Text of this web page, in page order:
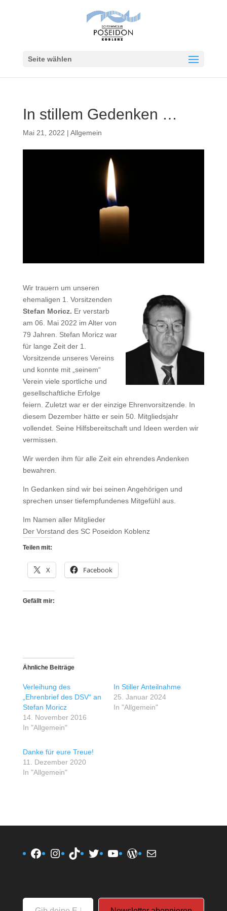
Seite wählen
In stillem Gedenken …
Mai 21, 2022 | Allgemein
Wir trauern um unseren
ehemaligen 1. Vorsitzenden
Stefan Moricz. Er verstarb
am 06. Mai 2022 im Alter von
79 Jahren. Stefan Moricz war
für lange Zeit der 1.
Vorsitzende unseres Vereins
und konnte mit „seinem“
Verein viele sportliche und
gesellschaftliche Erfolge
feiern. Zuletzt war er der einzige Ehrenvorsitzende. In
diesem Dezember hätte er sein 50. Mitgliedsjahr
vollendet. Seine Hilfsbereitschaft und Ideen werden wir
vermissen.
Wir werden ihm für alle Zeit ein ehrendes Andenken
bewahren.
In Gedanken sind wir bei seinen Angehörigen und
sprechen unser tiefempfundenes Mitgefühl aus.
Im Namen aller Mitglieder
Der Vorstand des SC Poseidon Koblenz
Teilen mit:
X Facebook
Gefällt mir:
Ähnliche Beiträge
Verleihung des
„Ehrenbrief des DSV“ an
Stefan Moricz
14. November 2016
In "Allgemein"
In Stiller Anteilnahme
25. Januar 2024
In "Allgemein"
Danke für eure Treue!
11. Dezember 2020
In "Allgemein"
Facebook
Instagram
TikTokTwitterYouTube
WordPress
E-Mail